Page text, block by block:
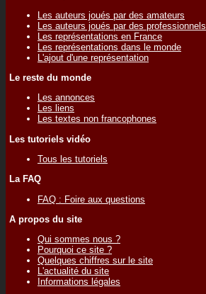
Les auteurs joués par des amateurs
Les auteurs joués par des professionnels
Les représentations en France
Les représentations dans le monde
L'ajout d'une représentation
Le reste du monde
Les annonces
Les liens
Les textes non francophones
Les tutoriels vidéo
Tous les tutoriels
La FAQ
FAQ : Foire aux questions
A propos du site
Qui sommes nous ?
Pourquoi ce site ?
Quelques chiffres sur le site
L'actualité du site
Informations légales